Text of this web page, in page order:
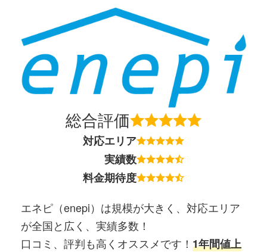
総合評価
対応エリア
実績数
料金期待度
エネピ（enepi）は規模が大きく、対応エリア
が全国と広く、実績多数！
口コミ、評判も高くオススメです！ 1年間値上